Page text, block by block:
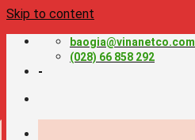
Skip to content
baogia@vinanetco.com
(028) 66 858 292
-